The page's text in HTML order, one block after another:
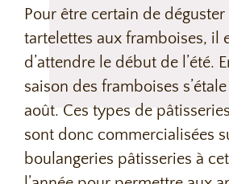
Pour être certain de
tartelettes aux framboises, il
d’attendre le début de l’été.
saison des framboises
août. Ces types de
sont donc commercialisées
boulangeries pâtisseries à